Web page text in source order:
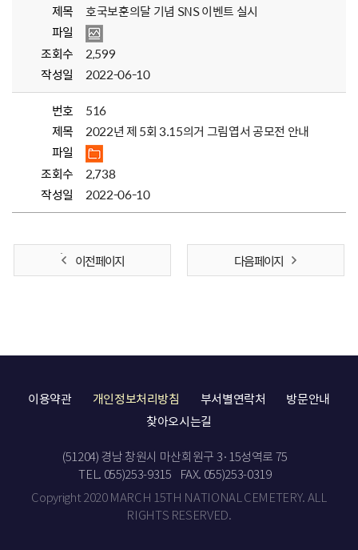
제목
호국보훈의달 기념 SNS 이벤트 실시
파일
조회수
2,599
작성일
2022-06-10
번호
516
제목
2022년 제 5회 3.15의거 그림엽서 공모전 안내
파일
조회수
2,738
작성일
2022-06-10
이전 페이지 다음 페이지
이용약관 개인정보처리방침 부서별연락처
방문안내
찾아오시는길
(51204) 경남 창원시 마산회원구 3·15성역로 75
TEL. 055)253-9315
FAX. 055)253-0319
Copyright 2020 MARCH 15TH NATIONAL CEMETERY. ALL
RIGHTS RESERVED.